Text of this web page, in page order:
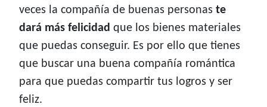
veces la compañía de buenas personas te
dará más felicidad que los bienes materiales
que puedas conseguir. Es por ello que tienes
que buscar una buena compañía romántica
para que puedas compartir tus logros y ser
feliz.